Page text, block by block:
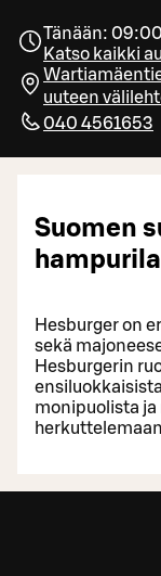
Tänään:
Katso kaikki
uuteen
040 4561653
Suomen
Hesburger on
sekä
Hesburgerin
monipuolista ja